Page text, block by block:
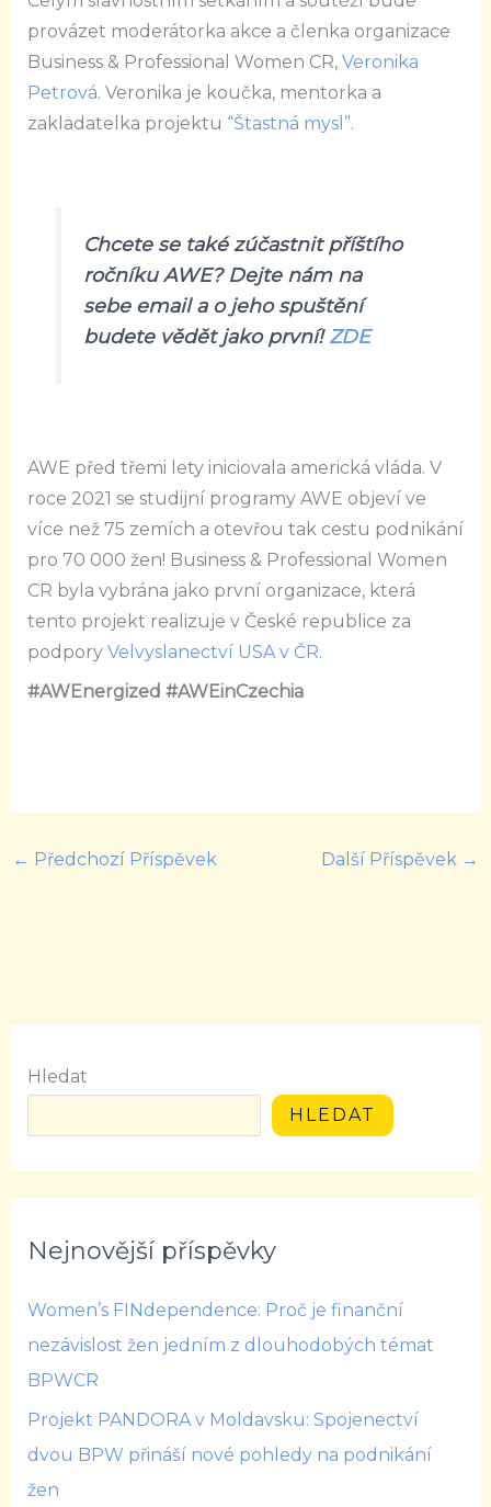
provázet moderátorka akce a členka organizace
Business & Professional Women CR, Veronika
Petrová. Veronika je koučka, mentorka a
zakladatelka projektu “Štastná mysl”.
Chcete se také zúčastnit příštího
ročníku AWE? Dejte nám na
sebe email a o jeho spuštění
budete vědět jako první!ZDE
AWE před třemi lety iniciovala americká vláda. V
roce 2021 se studijní programy AWE objeví ve
více než 75 zemích a otevřou tak cestu podnikání
pro 70 000 žen! Business & Professional Women
CR byla vybrána jako první organizace, která
tento projekt realizuje v České republice za
podporyVelvyslanectví USA v ČR.
#AWEnergized #AWEinCzechia
← Předchozí Příspěvek Další Příspěvek →
Hledat
HLEDAT
Nejnovější příspěvky
Women’s FINdependence: Proč je finanční
nezávislost žen jedním z dlouhodobých témat
BPWCR
Projekt PANDORA v Moldavsku: Spojenectví
dvou BPW přináší nové pohledy na podnikání
žen